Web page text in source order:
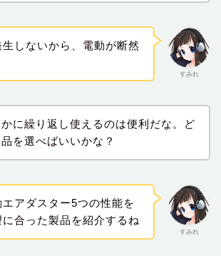
すみれ
しないから、電動が断然
に繰り返し使えるのは便利だな。ど
を選べばいいかな？
すみれ
アダスター5つの性能を
合った製品を紹介するね